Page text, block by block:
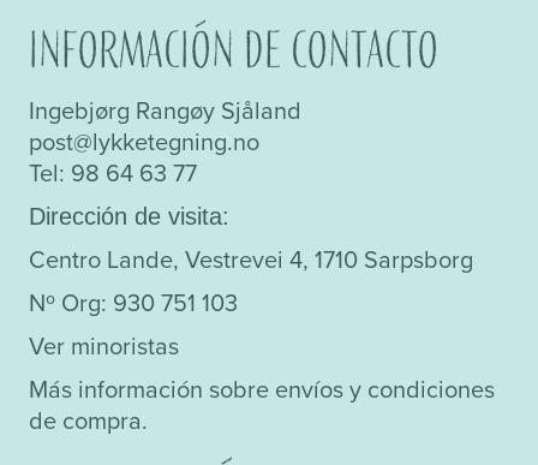
Las
opciones
se
pueden
elegir
en
la
página
de
producto
Información de contacto
Ingebjørg Rangøy Sjåland
post@lykketegning.no
Tel: 98 64 63 77
Dirección de visita:
Centro Lande, Vestrevei 4, 1710 Sarpsborg
Nº Org: 930 751 103
Ver minoristas
Más información sobre envíos y condiciones
de compra.